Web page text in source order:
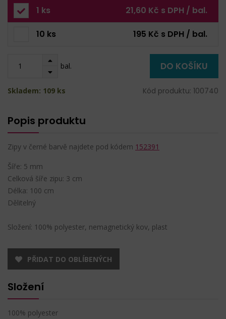
1 ks 21,60 Kč s DPH / bal.
10 ks 195 Kč s DPH / bal.
bal. DO KOŠÍKU
Skladem: 109 ks Kód produktu: 100740
Popis produktu
Zipy v černé barvě najdete pod kódem 152391
Šíře: 5 mm
Celková šíře zipu: 3 cm
Délka: 100 cm
Dělitelný
Složení: 100% polyester, nemagnetický kov, plast
PŘIDAT DO OBLÍBENÝCH
Složení
100% polyester